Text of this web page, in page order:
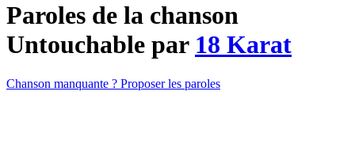
Paroles de la chanson
Untouchable par 18 Karat
Chanson manquante ? Proposer les paroles